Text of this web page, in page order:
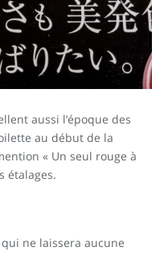
aussi l’époque des
au début de la
« Un seul rouge à
étalages.
ne laissera aucune